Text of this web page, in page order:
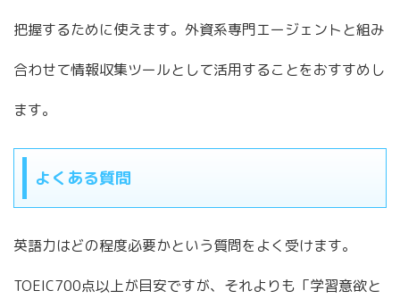
把握するために使えます。外資系専門エージェントと組み
合わせて情報収集ツールとして活用することをおすすめし
ます。
よくある質問
英語力はどの程度必要かという質問をよく受けます。
TOEIC700点以上が目安ですが、それよりも「学習意欲と